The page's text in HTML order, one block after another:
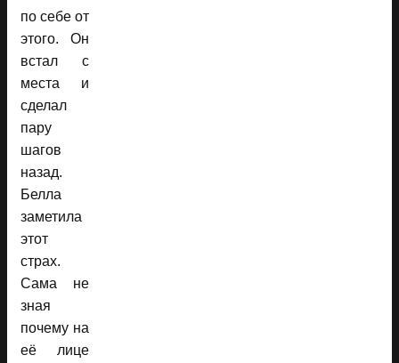
по себе от
этого. Он
встал с
места и
сделал
пару
шагов
назад.
Белла
заметила
этот
страх.
Сама не
зная
почему на
её лице